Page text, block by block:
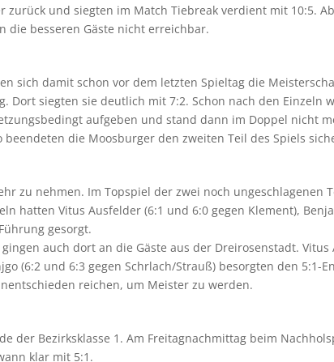
und siegten im Match Tiebreak verdient mit 10:5.
die besseren Gäste nicht erreichbar.
sich damit schon vor dem letzten Spieltag die
Dort siegten sie deutlich mit 7:2. Schon nach den Einzeln
aufgeben und stand dann im Doppel nicht
die Moosburger den zweiten Teil des Spiels
zu nehmen. Im Topspiel der zwei noch ungeschlagenen
hatten Vitus Ausfelder (6:1 und 6:0 gegen Klement),
gesorgt.
auch dort an die Gäste aus der Dreirosenstadt.
(6:2 und 6:3 gegen Schrlach/Strauß) besorgten den 5:1-
reichen, um Meister zu werden.
der Bezirksklasse 1. Am Freitagnachmittag beim
klar mit 5:1.